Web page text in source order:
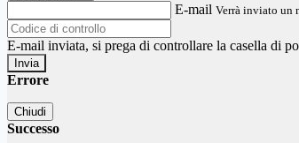
E-mail Verrà inviato un
E-mail inviata, si prega di controllare la casella di
Errore
Chiudi
Successo